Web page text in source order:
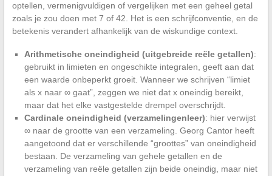
optellen, vermenigvuldigen of vergelijken met een geheel getal
zoals je zou doen met 7 of 42. Het is een schrijfconventie, en de
betekenis verandert afhankelijk van de wiskundige context.
Arithmetische oneindigheid (uitgebreide reële getallen):
gebruikt in limieten en ongeschikte integralen, geeft aan dat
een waarde onbeperkt groeit. Wanneer we schrijven “limiet
als x naar ∞ gaat”, zeggen we niet dat x oneindig bereikt,
maar dat het elke vastgestelde drempel overschrijdt.
Cardinale oneindigheid (verzamelingenleer): hier verwijst
∞ naar de grootte van een verzameling. Georg Cantor heeft
aangetoond dat er verschillende “groottes” van oneindigheid
bestaan. De verzameling van gehele getallen en de
verzameling van reële getallen zijn beide oneindig, maar niet